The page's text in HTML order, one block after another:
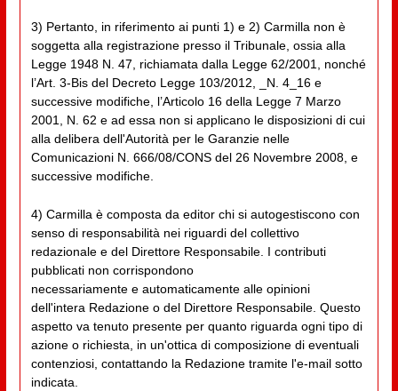
3) Pertanto, in riferimento ai punti 1) e 2) Carmilla non è
soggetta alla registrazione presso il Tribunale, ossia alla
Legge 1948 N. 47, richiamata dalla Legge 62/2001, nonché
l’Art. 3-Bis del Decreto Legge 103/2012, _N. 4_16 e
successive modifiche, l’Articolo 16 della Legge 7 Marzo
2001, N. 62 e ad essa non si applicano le disposizioni di cui
alla delibera dell'Autorità per le Garanzie nelle
Comunicazioni N. 666/08/CONS del 26 Novembre 2008, e
successive modifiche.
4) Carmilla è composta da editor chi si autogestiscono con
senso di responsabilità nei riguardi del collettivo
redazionale e del Direttore Responsabile. I contributi
pubblicati non corrispondono
necessariamente e automaticamente alle opinioni
dell'intera Redazione o del Direttore Responsabile. Questo
aspetto va tenuto presente per quanto riguarda ogni tipo di
azione o richiesta, in un'ottica di composizione di eventuali
contenziosi, contattando la Redazione tramite l'e-mail sotto
indicata.